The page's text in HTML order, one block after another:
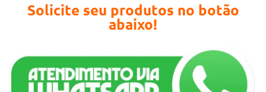
Solicite seu produtos no botão
abaixo!